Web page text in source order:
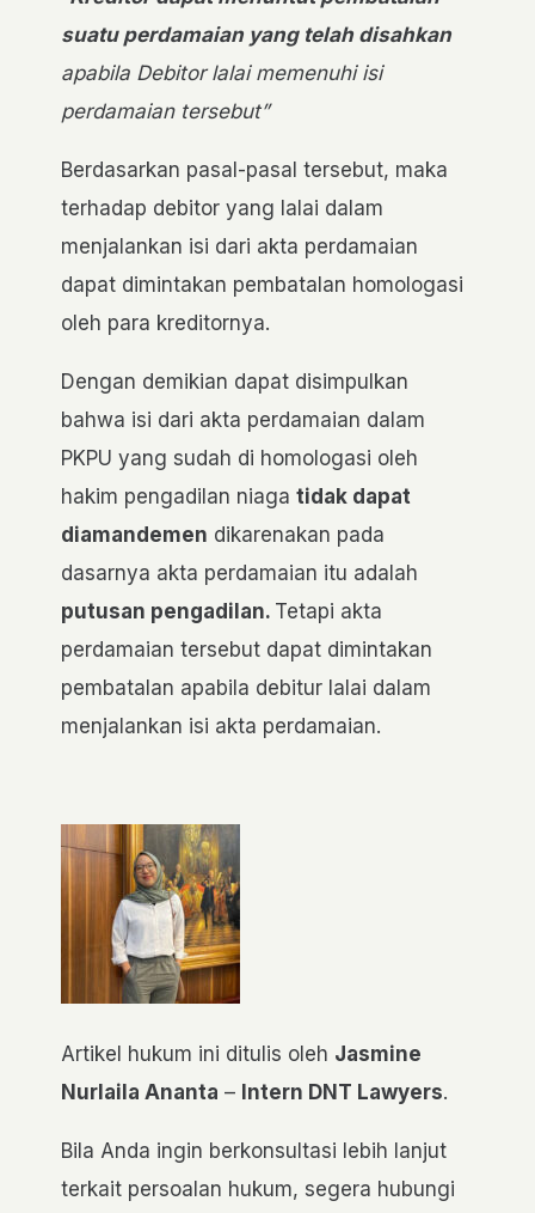
suatu perdamaian yang telah disahkan
apabila Debitor lalai memenuhi isi
perdamaian tersebut”
Berdasarkan pasal-pasal tersebut, maka
terhadap debitor yang lalai dalam
menjalankan isi dari akta perdamaian
dapat dimintakan pembatalan homologasi
oleh para kreditornya.
Dengan demikian dapat disimpulkan
bahwa isi dari akta perdamaian dalam
PKPU yang sudah di homologasi oleh
hakim pengadilan niaga tidak dapat
diamandemen dikarenakan pada
dasarnya akta perdamaian itu adalah
putusan pengadilan. Tetapi akta
perdamaian tersebut dapat dimintakan
pembatalan apabila debitur lalai dalam
menjalankan isi akta perdamaian.
Artikel hukum ini ditulis oleh Jasmine
Nurlaila Ananta – Intern DNT Lawyers.
Bila Anda ingin berkonsultasi lebih lanjut
terkait persoalan hukum, segera hubungi